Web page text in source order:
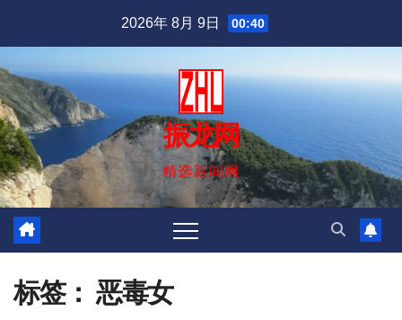
内
容
2026年 8月 9日 00:40
振龙网
精选新闻网
标签： 恶毒女